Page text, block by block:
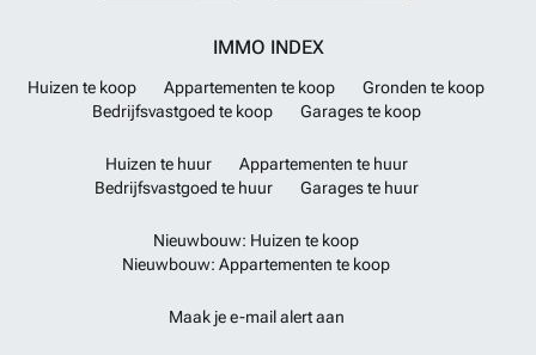
IMMO INDEX
Huizen te koop Appartementen te koop
Gronden te koop
Bedrijfsvastgoed te koop
Garages te koop
Huizen te huur
Appartementen te huur
Bedrijfsvastgoed te huur
Garages te huur
Nieuwbouw: Huizen te koop
Nieuwbouw: Appartementen te koop
Maak je e-mail alert aan